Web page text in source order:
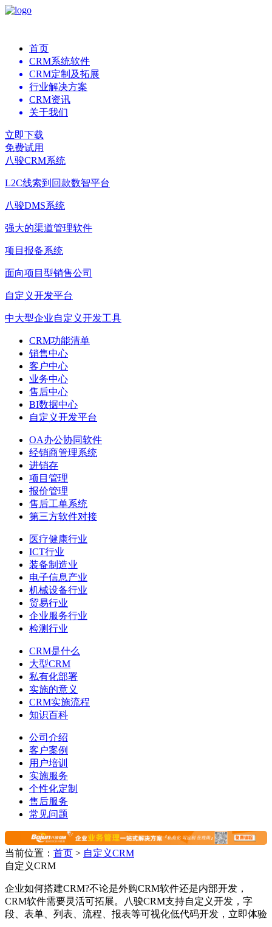
首页
CRM系统软件
CRM定制及拓展
行业解决方案
CRM资讯
关于我们
立即下载
免费试用
八骏CRM系统
L2C线索到回款数智平台
八骏DMS系统
强大的渠道管理软件
项目报备系统
面向项目型销售公司
自定义开发平台
中大型企业自定义开发工具
CRM功能清单
销售中心
客户中心
业务中心
售后中心
BI数据中心
自定义开发平台
OA办公协同软件
经销商管理系统
进销存
项目管理
报价管理
售后工单系统
第三方软件对接
医疗健康行业
ICT行业
装备制造业
电子信息产业
机械设备行业
贸易行业
企业服务行业
检测行业
CRM是什么
大型CRM
私有化部署
实施的意义
CRM实施流程
知识百科
公司介绍
客户案例
用户培训
实施服务
个性化定制
售后服务
常见问题
当前位置： 首页 > 自定义CRM
自定义CRM
企业如何搭建CRM?不论是外购CRM软件还是内部开发，
CRM软件需要灵活可拓展。八骏CRM支持自定义开发，字
段、表单、列表、流程、报表等可视化低代码开发，立即体验